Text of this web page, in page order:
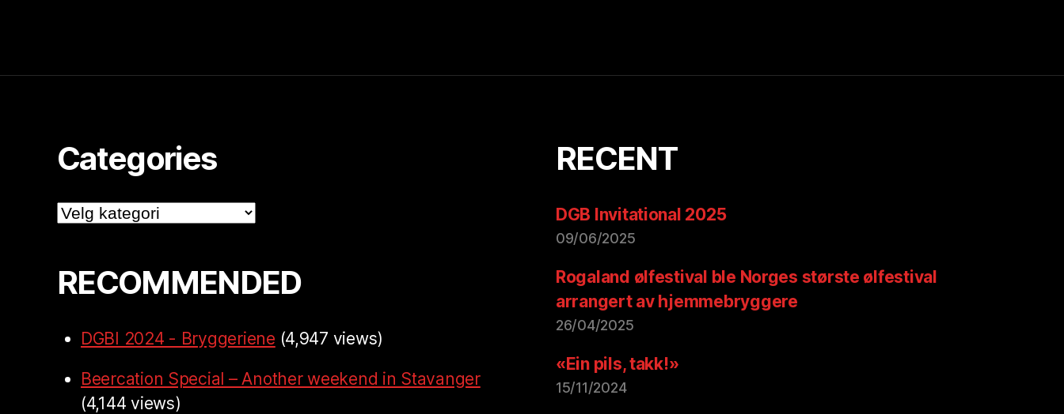
Categories
Categories
RECOMMENDED
DGBI 2024 - Bryggeriene (4,947 views)
Beercation Special – Another weekend in Stavanger
(4,144 views)
RECENT
DGB Invitational 2025
09/06/2025
Rogaland ølfestival ble Norges største ølfestival
arrangert av hjemmebryggere
26/04/2025
«Ein pils, takk!»
15/11/2024